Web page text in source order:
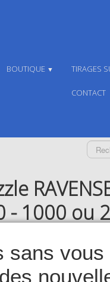
BOUTIQUE ▼ TIRAGES
CONTACT
- 1000 ou
sans vous